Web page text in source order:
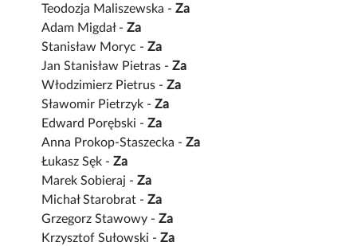
Teodozja Maliszewska -Za
Adam Migdał -Za
Stanisław Moryc -Za
Jan Stanisław Pietras -Za
Włodzimierz Pietrus -Za
Sławomir Pietrzyk -Za
Edward Porębski -Za
Anna Prokop-Staszecka -Za
Łukasz Sęk -Za
Marek Sobieraj -Za
Michał Starobrat -Za
Grzegorz Stawowy -Za
Krzysztof Sułowski -Za